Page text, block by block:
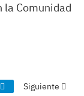
la Comunidad
Siguiente